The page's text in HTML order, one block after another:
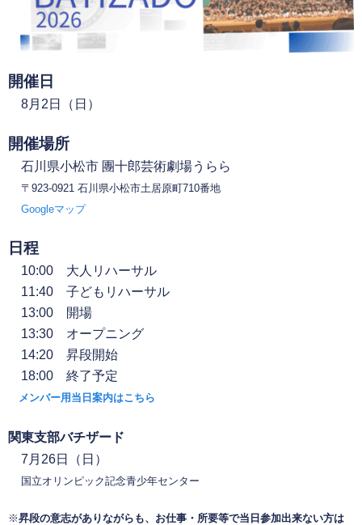
開催日
8月2日（日）
開催場所
石川県小松市 團十郎芸術劇場うらら
〒923-0921 石川県小松市土居原町710番地
Googleマップ
日程
10:00 大人リハーサル
11:40 子どもリハーサル
13:00 開場
13:30 オープニング
14:20 昇段開始
18:00 終了予定
メンバー用当日案内はこちら
関東支部バチザード
7月26日（日）
国立オリンピック記念青少年センター
※昇段の意志がありながらも、お仕事・所要等で当日参加出来ない方は